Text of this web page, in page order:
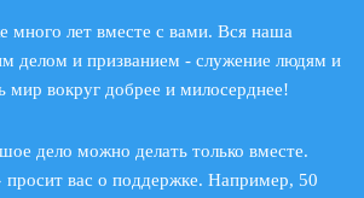
много лет вместе с вами. Вся наша
делом и призванием - служение людям и
мир вокруг добрее и милосерднее!
дело можно делать только вместе.
вас о поддержке. Например, 50